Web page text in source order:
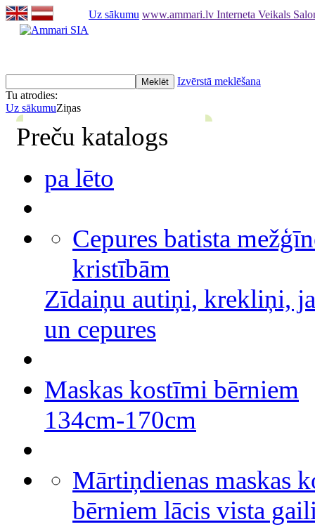
Uz sākumu www.ammari.lv Interneta Veikals
Izvērstā meklēšana
Tu atrodies:
Uz sākumuZiņas
Preču katalogs
pa lēto
Cepures batista
kristībām
Zīdaiņu autiņi, krekliņi,
un cepures
Maskas kostīmi bērniem
134cm-170cm
Mārtiņdienas maskas
bērniem lācis vista